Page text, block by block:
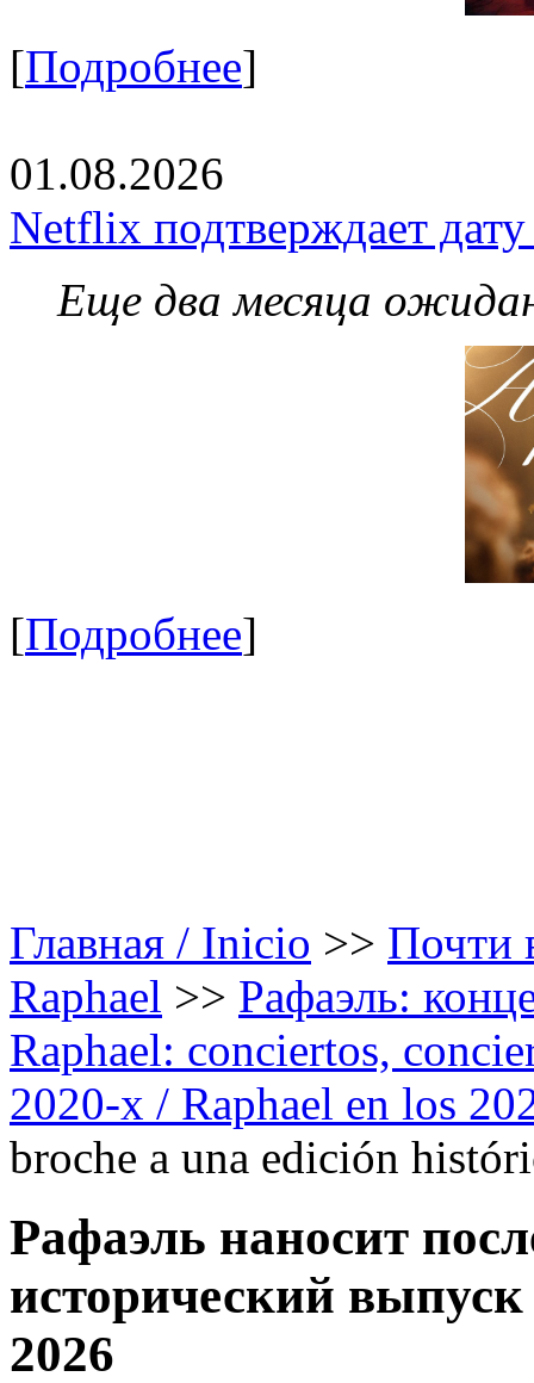
[Подробнее]
01.08.2026
Netflix подтверждает
Еще два месяца
[Подробнее]
Главная / Inicio >> Почти
Raphael >> Рафаэль:
Raphael: conciertos,
2020-х / Raphael en los
broche a una edición
Рафаэль наносит
исторический
2026